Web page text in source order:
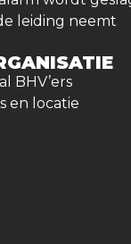
leiding neemt
BHV’ers
en locatie